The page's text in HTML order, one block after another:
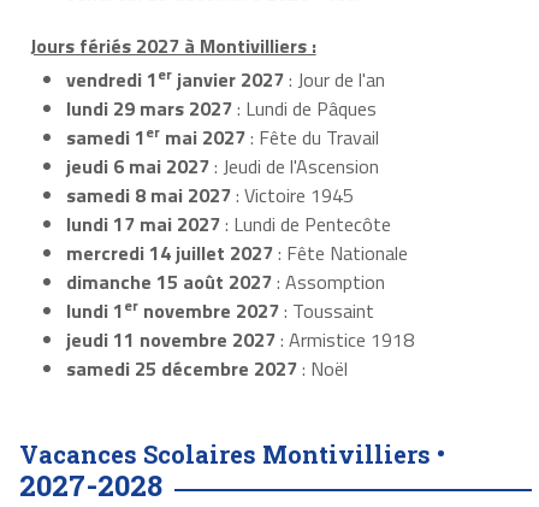
Jours fériés 2027 à Montivilliers :
vendredi 1er janvier 2027: Jour de l'an
lundi 29 mars 2027: Lundi de Pâques
samedi 1er mai 2027: Fête du Travail
jeudi 6 mai 2027: Jeudi de l'Ascension
samedi 8 mai 2027: Victoire 1945
lundi 17 mai 2027: Lundi de Pentecôte
mercredi 14 juillet 2027: Fête Nationale
dimanche 15 août 2027: Assomption
lundi 1er novembre 2027: Toussaint
jeudi 11 novembre 2027: Armistice 1918
samedi 25 décembre 2027: Noël
Vacances Scolaires Montivilliers •
2027-2028